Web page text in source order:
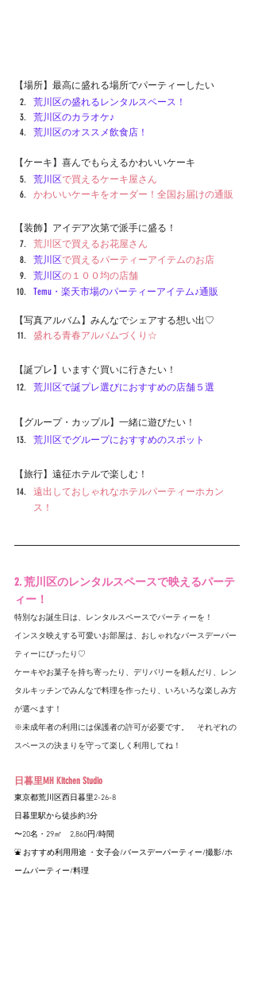
【場所】最高に盛れる場所でパーティーしたい
荒川区の盛れるレンタルスペース！
荒川区のカラオケ♪
荒川区のオススメ飲食店！
【ケーキ】喜んでもらえるかわいいケーキ
荒川区で買えるケーキ屋さん
かわいいケーキをオーダー！全国お届けの通販
【装飾】アイデア次第で派手に盛る！
荒川区で買えるお花屋さん
荒川区で買えるパーティーアイテムのお店
荒川区の１００均の店舗
Temu・楽天市場のパーティーアイテム♪通販
【写真アルバム】みんなでシェアする想い出♡
盛れる青春アルバムづくり☆
【誕プレ】いますぐ買いに行きたい！
荒川区で誕プレ選びにおすすめの店舗５選
【グループ・カップル】一緒に遊びたい！
荒川区でグループにおすすめのスポット
【旅行】遠征ホテルで楽しむ！
遠出しておしゃれなホテルパーティーホカン
ス！
2. 荒川区のレンタルスペースで映えるパーテ
ィー！
特別なお誕生日は、レンタルスペースでパーティーを！
インスタ映えする可愛いお部屋は、おしゃれなバースデーパー
ティーにぴったり♡
ケーキやお菓子を持ち寄ったり、デリバリーを頼んだり、レン
タルキッチンでみんなで料理を作ったり、いろいろな楽しみ方
が選べます！
※未成年者の利用には保護者の許可が必要です。　それぞれの
スペースの決まりを守って楽しく利用してね！
日暮里MH Kitchen Studio
東京都荒川区西日暮里2-26-8
日暮里駅から徒歩約3分
〜20名・29㎡　2,860円/時間
⛲️ おすすめ利用用途 ・女子会/バースデーパーティー/撮影/ホ
ームパーティー/料理